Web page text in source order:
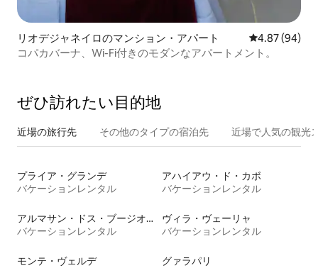
リオデジャネイロのマンション・アパート レビュー94
4.87 (94)
コパカバーナ、Wi-Fi付きのモダンなアパートメント。
ぜひ訪⁠れ⁠た⁠い目⁠的⁠地
近場の旅行先 その他のタ⁠イ⁠プ⁠の宿⁠泊⁠先 近場で人気の観光
プライア・グランデ
バケーションレンタル
アハイアウ・ド・カボ
バケーションレンタル
アルマサン・ドス・ブージオス
バケーションレンタル
ヴィラ・ヴェーリャ
バケーションレンタル
モンテ・ヴェルデ
グァラパリ